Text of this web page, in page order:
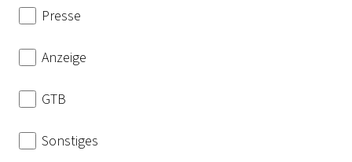
Presse
Anzeige
GTB
Sonstiges